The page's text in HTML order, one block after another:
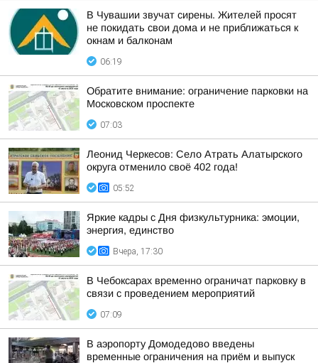
В Чувашии звучат сирены. Жителей просят
не покидать свои дома и не приближаться к
окнам и балконам
06:19
Обратите внимание: ограничение парковки на
Московском проспекте
07:03
Леонид Черкесов: Село Атрать Алатырского
округа отменило своё 402 года!
05:52
Яркие кадры с Дня физкультурника: эмоции,
энергия, единство
Вчера, 17:30
В Чебоксарах временно ограничат парковку в
связи с проведением мероприятий
07:09
В аэропорту Домодедово введены
временные ограничения на приём и выпуск